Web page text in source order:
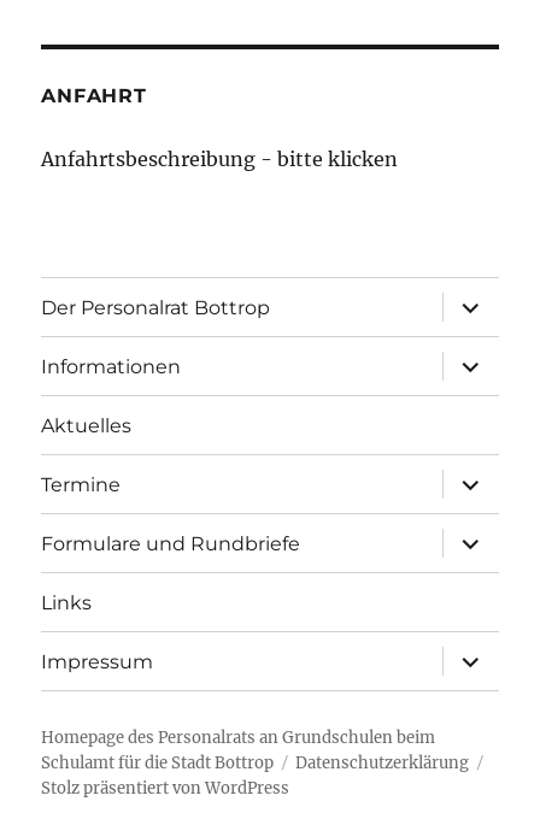
ANFAHRT
Anfahrtsbeschreibung - bitte klicken
Der Personalrat Bottrop
öffnen
Informationen
öffnen
Aktuelles
Termine
öffnen
Formulare und Rundbriefe
öffnen
Links
Impressum
öffnen
Homepage des Personalrats an Grundschulen beim
Schulamt für die Stadt Bottrop
Datenschutzerklärung
Stolz präsentiert von WordPress